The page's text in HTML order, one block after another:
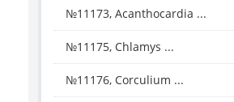
№11173, Acanthocardia ...
№11175, Chlamys ...
№11176, Corculium ...